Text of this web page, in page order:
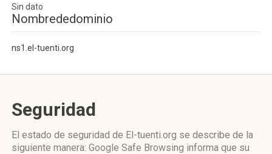
Sin dato
Nombrededominio
ns1.el-tuenti.org
Seguridad
El estado de seguridad de El-tuenti.org se describe de la
siguiente manera: Google Safe Browsing informa que su